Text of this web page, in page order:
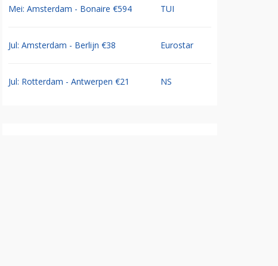
Mei: Amsterdam - Bonaire €594 TUI
Jul: Amsterdam - Berlijn €38 Eurostar
Jul: Rotterdam - Antwerpen €21 NS